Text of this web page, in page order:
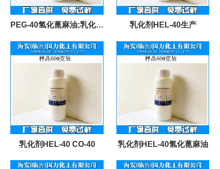
PEG-40氢化蓖麻油;乳化剂
HEL-40
乳化剂HEL-40生产
乳化剂HEL-40 CO-40 乳化剂HEL-40氢化蓖麻油